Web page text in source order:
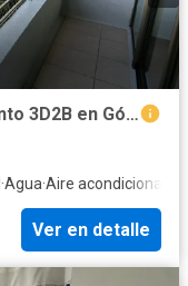
I. HOLZAPFEL #1163 | Departamento 3D2B en Gómez Carreño
·Agua·Aire acondicionado
Ver en detalle